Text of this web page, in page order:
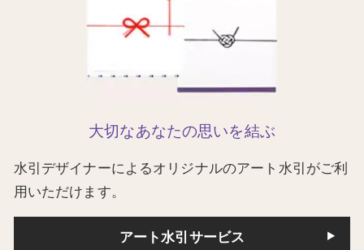
大切なあなたの思いを結ぶ
水引デザイナーによるオリジナルのアート水引がご利
用いただけます。
アート水引サービス